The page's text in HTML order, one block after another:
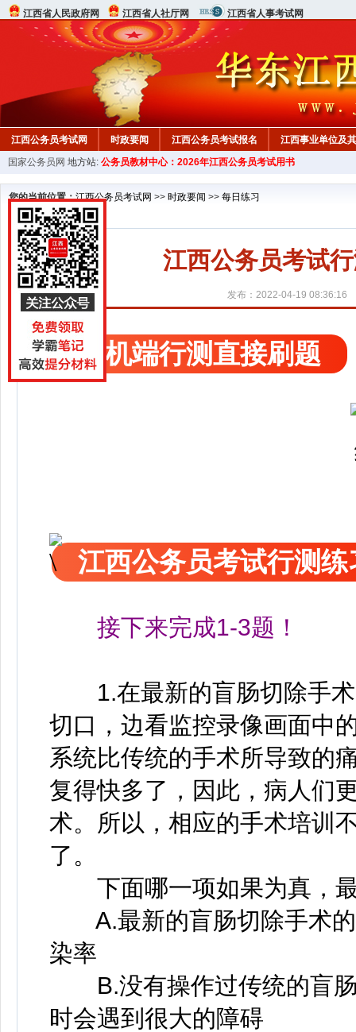
江西省人民政府网 江西省人社厅网 江西省人事考试网
江西公务员考试网 时政要闻 江西公务员考试报名 江西事业单位及
行测真题 在线咨询 教材中心
国家公务员网 地方站: 公务员教材中心：2026年江西公务员考试用书
您的当前位置：江西公务员考试网 >> 时政要闻 >> 每日练习
江西公务员考试
发布：2022-04-19 08:36:16
手机端行测直接刷题
江西公务员考试行测练
接下来完成1-3题！
1.在最新的盲肠切除手术
切口，边看监控录像画面中
系统比传统的手术所导致的
复得快多了，因此，病人们
术。所以，相应的手术培训
了。
下面哪一项如果为真，最
A.最新的盲肠切除手术的
染率
B.没有操作过传统的盲肠
时会遇到很大的障碍